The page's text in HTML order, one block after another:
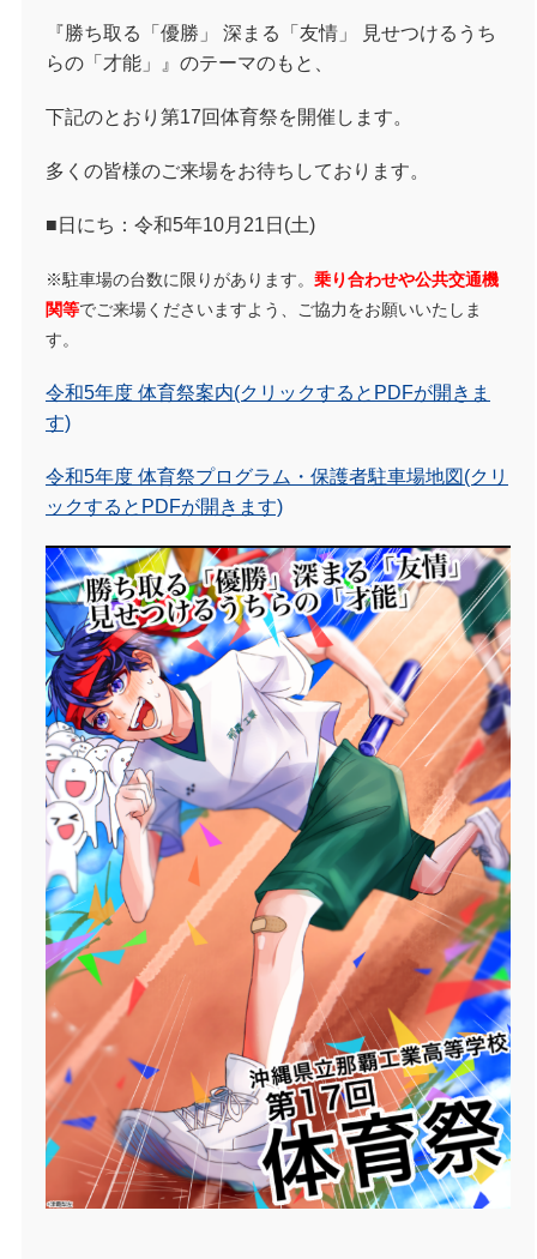
『勝ち取る「優勝」 深まる「友情」 見せつけるうち
らの「才能」』のテーマのもと、
下記のとおり第17回体育祭を開催します。
多くの皆様のご来場をお待ちしております。
■日にち：令和5年10月21日(土)
※駐車場の台数に限りがあります。 乗り合わせや公共交通機
関等でご来場くださいますよう
、ご協力をお願いいたしま
す。
令和5年度 体育祭案内(クリックするとPDFが開きま
す)
令和5年度 体育祭プログラム・保護者駐車場地図(クリ
ックするとPDFが開きます)